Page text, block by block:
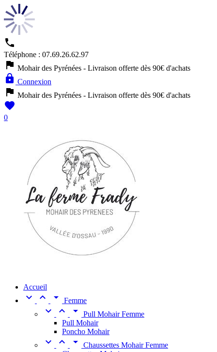

Téléphone : 07.69.26.62.97
 Mohair des Pyrénées - Livraison offerte dès 90€ d'achats
 Connexion
 Mohair des Pyrénées - Livraison offerte dès 90€ d'achats

0
Accueil
   Femme
  
Pull Mohair Femme
Pull Mohair
Poncho Mohair
  
Chaussettes Mohair Femme